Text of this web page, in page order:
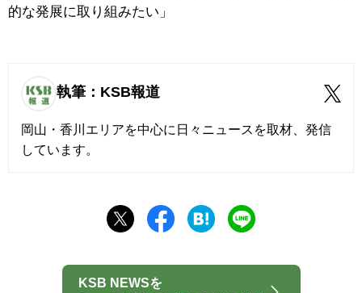
的な発展に取り組みたい」
執筆：KSB報道
岡山・香川エリアを中心に日々ニュースを取材、発信
しています。
KSB NEWSを